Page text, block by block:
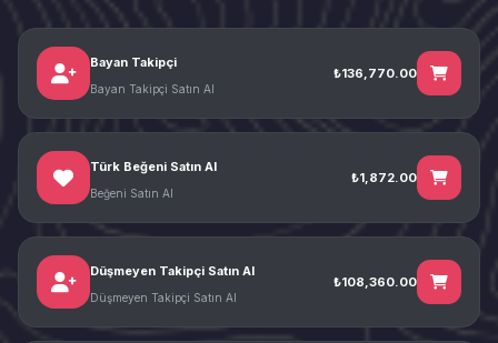
Bayan Takipçi
Bayan Takipçi Satın Al
₺136,770.00
Türk Beğeni Satın Al
Beğeni Satın Al
₺1,872.00
Düşmeyen Takipçi Satın Al
Düşmeyen Takipçi Satın Al
₺108,360.00